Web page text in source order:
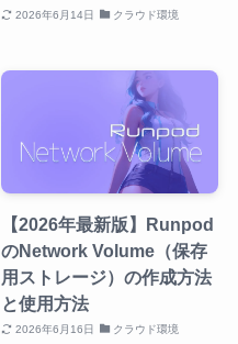
2026年6月14日 クラウド環境
【2026年最新版】Runpod
のNetwork Volume（保存
用ストレージ）の作成方法
と使用方法
2026年6月16日 クラウド環境